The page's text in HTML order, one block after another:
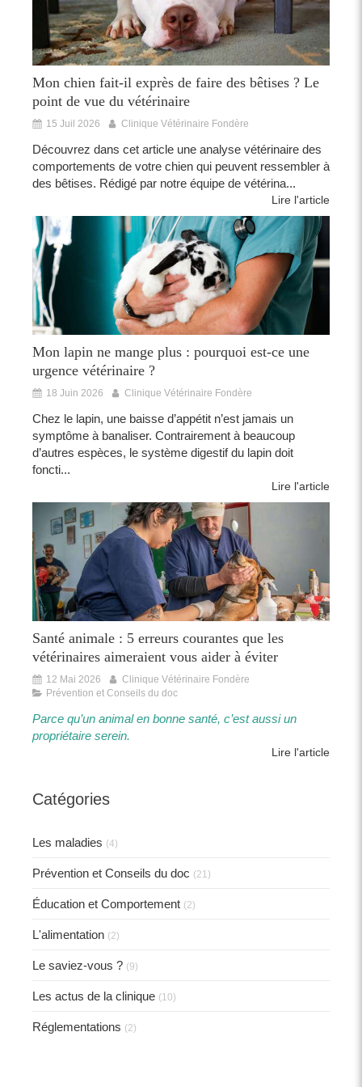
Mon chien fait-il exprès de faire des bêtises ? Le
point de vue du vétérinaire
15 Juil 2026 Clinique Vétérinaire Fondère
Découvrez dans cet article une analyse vétérinaire des
comportements de votre chien qui peuvent ressembler à
des bêtises. Rédigé par notre équipe de vétérina...
Lire l'article
Mon lapin ne mange plus : pourquoi est-ce une
urgence vétérinaire ?
18 Juin 2026 Clinique Vétérinaire Fondère
Chez le lapin, une baisse d’appétit n’est jamais un
symptôme à banaliser. Contrairement à beaucoup
d’autres espèces, le système digestif du lapin doit
foncti...
Lire l'article
Santé animale : 5 erreurs courantes que les
vétérinaires aimeraient vous aider à éviter
12 Mai 2026
Clinique Vétérinaire Fondère
Prévention et Conseils du doc
Parce qu’un animal en bonne santé, c’est aussi un
propriétaire serein.​​
Lire l'article
Catégories
Les maladies (4)
Prévention et Conseils du doc (21)
Éducation et Comportement (2)
L'alimentation (2)
Le saviez-vous ? (9)
Les actus de la clinique (10)
Réglementations (2)